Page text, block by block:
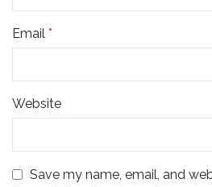
Email *
Website
Save my name, email, and